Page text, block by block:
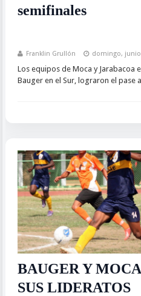
semifinales
Franklin Grullón domingo, junio
Los equipos de Moca y Jarabacoa
Bauger en el Sur, lograron el pase
BAUGER Y
SUS LIDERATOS